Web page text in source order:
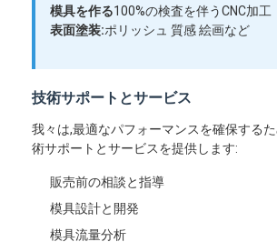
プラスチック射出成形サービス
二重打撃の射出成形
精密射出成形
ワン ショット射出成形
模具を作る100%の検査を伴うCNC加工
表面塗装:ポリッシュ 質感 絵画など
技術サポートとサービス
我々は,最適なパフォーマンスを確保する
術サポートとサービスを提供します:
販売前の相談と指導
模具設計と開発
模具流量分析